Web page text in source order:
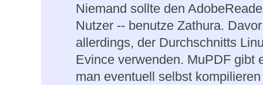
Niemand sollte den
Nutzer -- benutze Zathura.
allerdings, der Durchschnitts
Evince verwenden. MuPDF gibt
man eventuell selbst